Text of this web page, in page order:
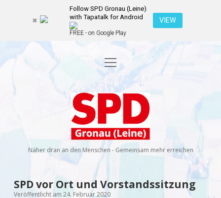
Follow SPD Gronau (Leine)
with Tapatalk for Android
FREE - on Google Play
VIEW
Startseite
Kommunalwahl 2026
Kandidierende
Wahlprogramm
Über uns
Dropdown-
Menü
öffnen
Ratsmitglieder
Veranstaltungen
Kontakt
Dropdown-
Newsletter
facebook
instagram
rss E-
Menü
öffnen
SPD
Gronau
(Leine)
Näher dran an den Menschen - Gemeinsam mehr erreichen
SPD vor Ort und Vorstandssitzung
Veröffentlicht am 24. Februar 2020